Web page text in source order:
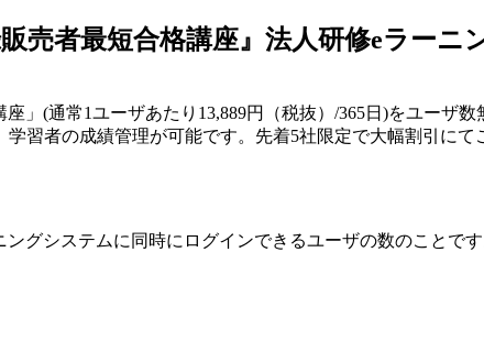
売者最短合格講座』法人研修eラー
」(通常1ユーザあたり13,889円（税抜）/365日)をユーザ
習者の成績管理が可能です。先着5社限定で大幅割引にて
グシステムに同時にログインできるユーザの数のことで